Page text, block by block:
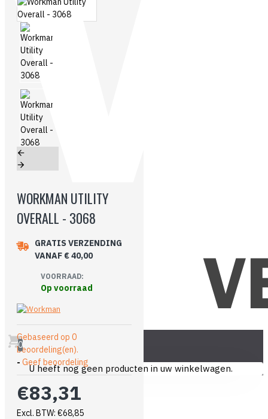
0
U heeft nog geen producten in uw winkelwagen.
WORKMAN UTILITY
OVERALL - 3068
GRATIS VERZENDING
VANAF € 40,00
VOORRAAD:
Op voorraad
Gebaseerd op 0
beoordeling(en).
- Geef beoordeling
€83,31
Excl. BTW: €68,85